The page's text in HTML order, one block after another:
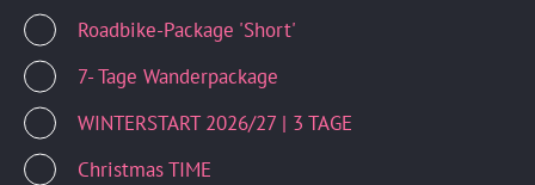
Roadbike-Package 'Short'
7- Tage Wanderpackage
WINTERSTART 2026/27 | 3 TAGE
Christmas TIME